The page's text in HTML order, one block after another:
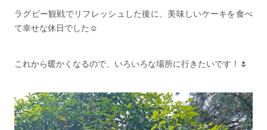
ラグビー観戦でリフレッシュした後に、美味しいケーキを食べ
て幸せな休日でした☺️
これから暖かくなるので、いろいろな場所に行きたいです！🌷